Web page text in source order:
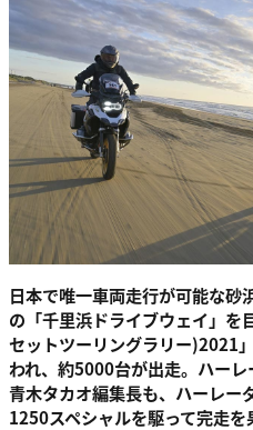
日本で唯一車両走行が可能な
の「千里浜ドライブウェイ」を
セットツーリングラリー)2021
われ、約5000台が出走。ハー
青木タカオ編集長も、ハーレー
1250スペシャルを駆って完走を